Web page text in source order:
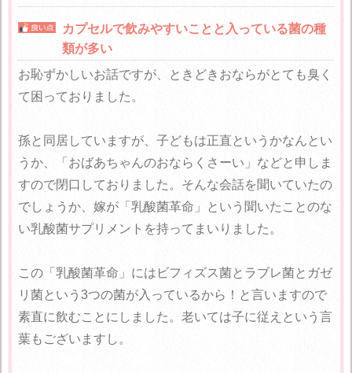
カプセルで飲みやすいことと入っている菌の種
類が多い
お恥ずかしいお話ですが、ときどきおならがとても臭く
て困っておりました。
孫と同居していますが、子どもは正直というかなんとい
うか、「おばあちゃんのおならくさーい」などと申しま
すので閉口しておりました。そんな会話を聞いていたの
でしょうか、嫁が「乳酸菌革命」という聞いたことのな
い乳酸菌サプリメントを持ってまいりました。
この「乳酸菌革命」にはビフィズス菌とラブレ菌とガゼ
リ菌という3つの菌が入っているから！と言いますので
素直に飲むことにしました。老いては子に従えという言
葉もございますし。